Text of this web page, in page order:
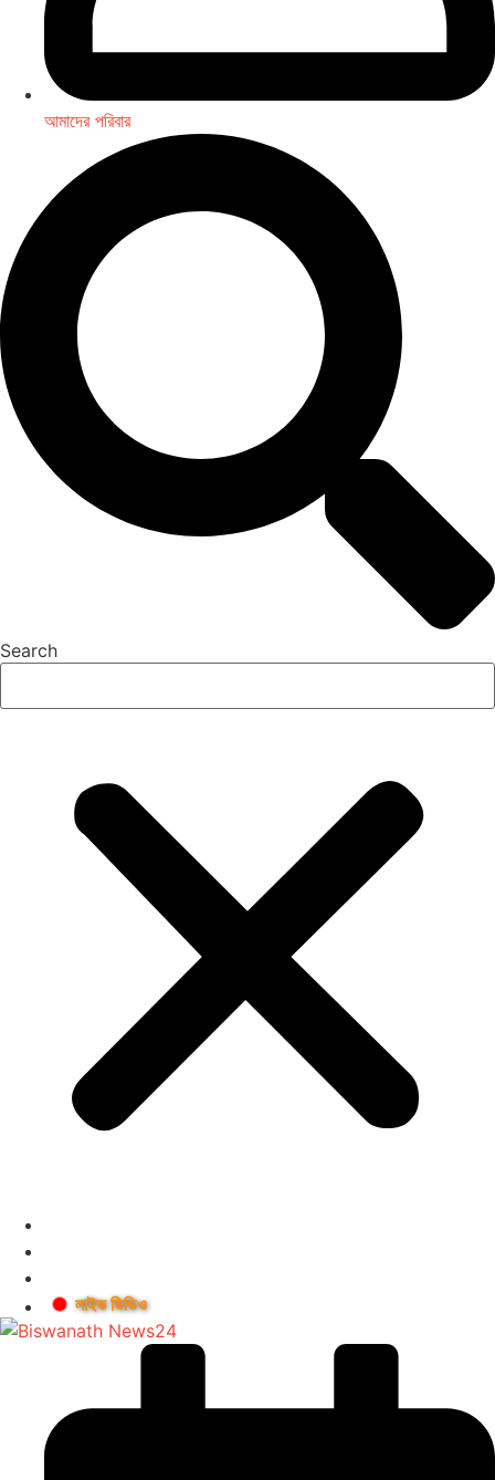
আমাদের পরিবার
Search
লাইভ ভিডিও